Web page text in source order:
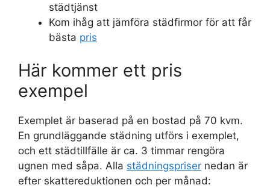
städtjänst
Kom ihåg att jämföra städfirmor för att får
bästa pris
Här kommer ett pris
exempel
Exemplet är baserad på en bostad på 70 kvm.
En grundläggande städning utförs i exemplet,
och ett städtillfälle är ca. 3 timmar rengöra
ugnen med såpa. Alla städningspriser nedan är
efter skattereduktionen och per månad: